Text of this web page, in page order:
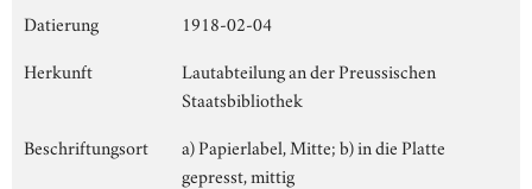
Datierung
1918-02-04
Herkunft
Lautabteilung an der Preussischen
Staatsbibliothek
Beschriftungsort
a) Papierlabel, Mitte; b) in die Platte
gepresst, mittig